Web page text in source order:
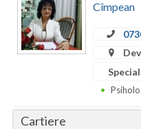
Gorj
Harghita
Iasi
Cîmpean
Cartiere